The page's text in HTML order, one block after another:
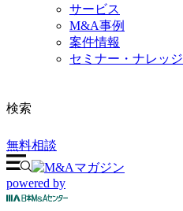
サービス
M&A事例
案件情報
セミナー・ナレッジ
検索
無料相談
powered by